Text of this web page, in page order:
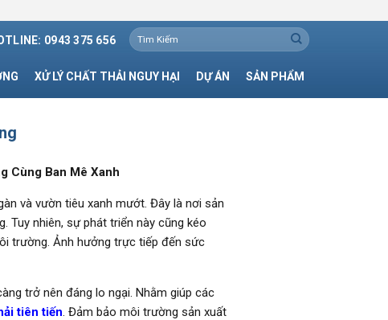
0943 375 656
Tìm
kiếm:
XỬ LÝ CHẤT THẢI NGUY HẠI DỰ ÁN SẢN PHẨM
Cùng Ban Mê Xanh
và vườn tiêu xanh mướt. Đây là nơi sản
Tuy nhiên, sự phát triển này cũng kéo
trường. Ảnh hưởng trực tiếp đến sức
trở nên đáng lo ngại. Nhằm giúp các
tiên tiến. Đảm bảo môi trường sản xuất